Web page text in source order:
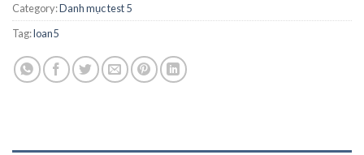
Category:Danh mục test 5
Tag:loan5